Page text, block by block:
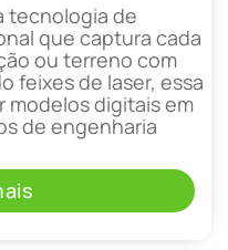
tecnologia de
que captura cada
ou terreno com
feixes de laser, essa
modelos digitais em
de engenharia